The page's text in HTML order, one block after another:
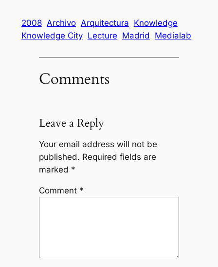
2008 Archivo Arquitectura Knowledge
Knowledge City Lecture Madrid Medialab
Comments
Leave a Reply
Your email address will not be
published. Required fields are
marked *
Comment *